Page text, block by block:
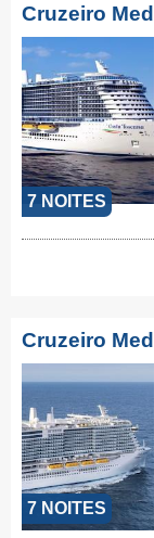
Cruzeiro
7 NOITES
Cruzeiro
7 NOITES